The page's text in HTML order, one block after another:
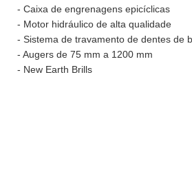
- Caixa de engrenagens epicíclicas
- Motor hidráulico de alta qualidade
- Sistema de travamento de dentes de
- Augers de 75 mm a 1200 mm
- New Earth Brills